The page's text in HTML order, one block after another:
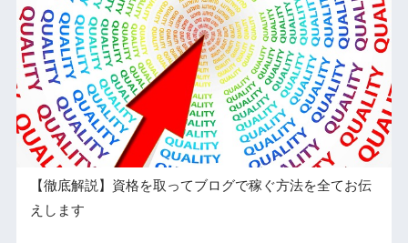
【徹底解説】資格を取ってブログで稼ぐ方法を全てお伝
えします